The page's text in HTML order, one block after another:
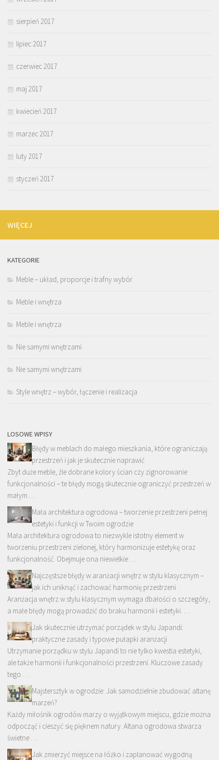
sierpień 2017
lipiec 2017
czerwiec 2017
maj 2017
kwiecień 2017
marzec 2017
luty 2017
styczeń 2017
WIĘCEJ
KATEGORIE
Meble – układ, proporcje i trafny wybór
Meble i wnętrza
Meble i wnętrza
Nie samymi wnętrzami
Nie samymi wnętrzami
Style wnętrz – wybór, łączenie i realizacja
LOSOWE WPISY
Błędy w meblach do małego mieszkania, które ograniczają
przestrzeń i jak je skutecznie naprawić
Zbyt duże meble, źle dobrane kolory ścian czy zignorowanie
funkcjonalności – te błędy mogą skutecznie ograniczyć przestrzeń w
małym …
Mała architektura ogrodowa – tworzenie przestrzeni pełnej
estetyki i funkcji w Twoim ogrodzie
Mała architektura ogrodowa to niezwykle istotny element w
tworzeniu przestrzeni zielonej, który harmonizuje estetykę oraz
funkcjonalność. Obejmuje ona niewielkie …
Najczęstsze błędy w aranżacji wnętrz w stylu klasycznym –
jak ich uniknąć i zachować harmonię przestrzeni
Aranżacja wnętrz w stylu klasycznym wymaga dbałości o szczegóły,
a małe błędy mogą prowadzić do braku harmonii i estetyki. …
Jak skutecznie utrzymać porządek w stylu Japandi:
praktyczne zasady i typowe pułapki aranżacji
Utrzymanie porządku w stylu Japandi to nie tylko kwestia estetyki,
ale także harmonii i funkcjonalności przestrzeni. Kluczowe zasady
tego …
Majstersztyk w ogrodzie: Jak samodzielnie zbudować altanę
marzeń?
Każdy miłośnik ogrodów marzy o wyjątkowym miejscu, gdzie można
odpocząć i cieszyć się pięknem natury. Altana ogrodowa stwarza
świetne …
Jak zmierzyć miejsce na łóżko i zaplanować wygodną